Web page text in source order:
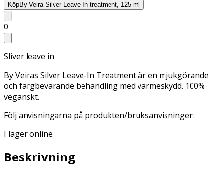
KöpBy Veira Silver Leave In treatment, 125 ml
0
Sliver leave in
By Veiras Silver Leave-In Treatment är en mjukgörande
och färgbevarande behandling med värmeskydd. 100%
veganskt.
Följ anvisningarna på produkten/bruksanvisningen
I lager online
Beskrivning